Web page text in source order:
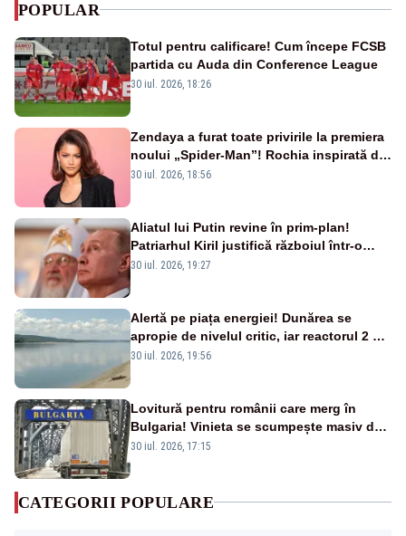
POPULAR
Totul pentru calificare! Cum începe FCSB
partida cu Auda din Conference League
30 iul. 2026, 18:26
Zendaya a furat toate privirile la premiera
noului „Spider-Man”! Rochia inspirată de
pânza de păianjen a făcut senzație
30 iul. 2026, 18:56
Aliatul lui Putin revine în prim-plan!
Patriarhul Kiril justifică războiul într-o
nouă carte
30 iul. 2026, 19:27
Alertă pe piața energiei! Dunărea se
apropie de nivelul critic, iar reactorul 2 de
la Cernavodă ar putea fi oprit
30 iul. 2026, 19:56
Lovitură pentru românii care merg în
Bulgaria! Vinieta se scumpește masiv de
la 1 august
30 iul. 2026, 17:15
CATEGORII POPULARE